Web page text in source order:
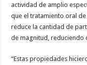
actividad de amplio
que el tratamiento oral
reduce la cantidad de
de magnitud, reduciendo
“Estas propiedades